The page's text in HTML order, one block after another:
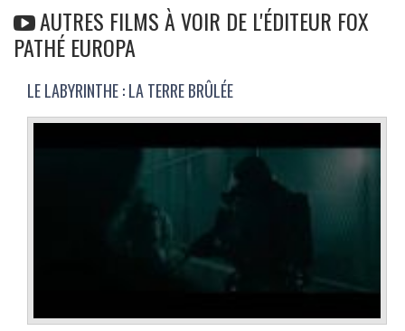
AUTRES FILMS À VOIR DE L'ÉDITEUR FOX
PATHÉ EUROPA
LE LABYRINTHE : LA TERRE BRÛLÉE